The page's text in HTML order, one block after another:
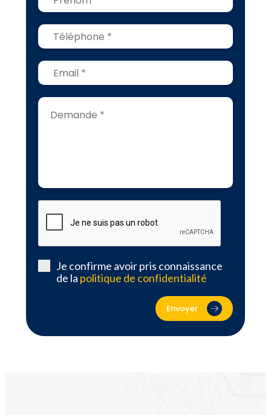
Je confirme avoir pris connaissance
de la politique de confidentialité
Envoyer